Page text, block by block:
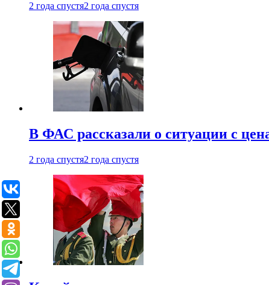
2 года спустя2 года спустя
В ФАС рассказали о ситуации с
2 года спустя2 года спустя